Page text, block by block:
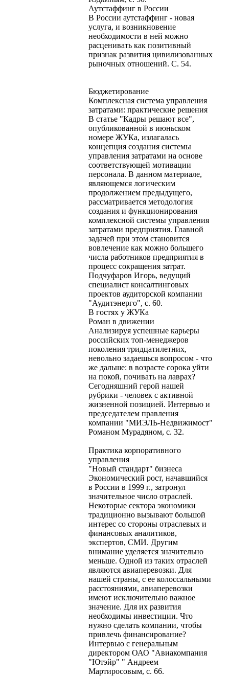
Аутстаффинг в России
В России аутстаффинг - новая
услуга, и возникновение
необходимости в ней можно
расценивать как позитивный
признак развития цивилизованных
рыночных отношений. С. 54.
Бюджетирование
Комплексная система управления
затратами: практические решения
В статье "Кадры решают все",
опубликованной в июньском
номере ЖУКа, излагалась
концепция создания системы
управления затратами на основе
соответствующей мотивации
персонала. В данном материале,
являющемся логическим
продолжением предыдущего,
рассматривается методология
создания и функционирования
комплексной системы управления
затратами предприятия. Главной
задачей при этом становится
вовлечение как можно большего
числа работников предприятия в
процесс сокращения затрат.
Подчуфаров Игорь, ведущий
специалист консалтинговых
проектов аудиторской компании
"Аудитэнерго", с. 60.
В гостях у ЖУКа
Роман в движении
Анализируя успешные карьеры
российских топ-менеджеров
поколения тридцатилетних,
невольно задаешься вопросом - что
же дальше: в возрасте сорока уйти
на покой, почивать на лаврах?
Сегодняшний герой нашей
рубрики - человек с активной
жизненной позицией. Интервью и
председателем правления
компании "МИЭЛЬ-Недвижимост"
Романом Мурадяном, с. 32.
Практика корпоративного
управления
"Новый стандарт" бизнеса
Экономический рост, начавшийся
в России в 1999 г., затронул
значительное число отраслей.
Некоторые сектора экономики
традиционно вызывают большой
интерес со стороны отраслевых и
финансовых аналитиков,
экспертов, СМИ. Другим
внимание уделяется значительно
меньше. Одной из таких отраслей
являются авиаперевозки. Для
нашей страны, с ее колоссальными
расстояниями, авиаперевозки
имеют исключительно важное
значение. Для их развития
необходимы инвестиции. Что
нужно сделать компании, чтобы
привлечь финансирование?
Интервью с генеральным
директором ОАО "Авиакомпания
"Ютэйр" " Андреем
Мартиросовым, с. 66.